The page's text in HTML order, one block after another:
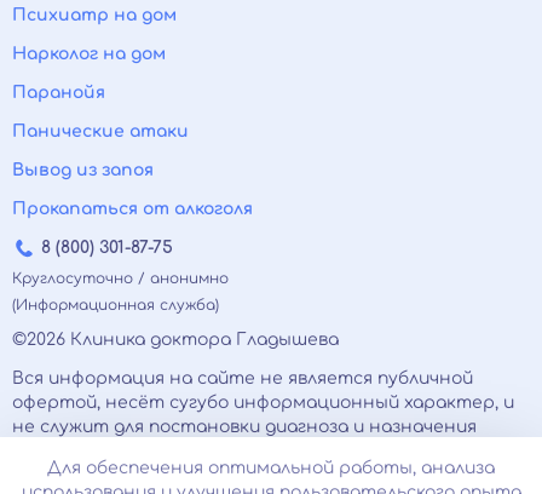
Психиатр на дом
Нарколог на дом
Паранойя
Панические атаки
Вывод из запоя
Прокапаться от алкоголя
8 (800) 301-87-75
Круглосуточно / анонимно
(Информационная служба)
©2026 Клиника доктора Гладышева
Вся информация на сайте не является публичной
офертой, несёт сугубо информационный характер, и
не служит для постановки диагноза и назначения
Есть противопоказания, необходимо
Для обеспечения оптимальной работы, анализа